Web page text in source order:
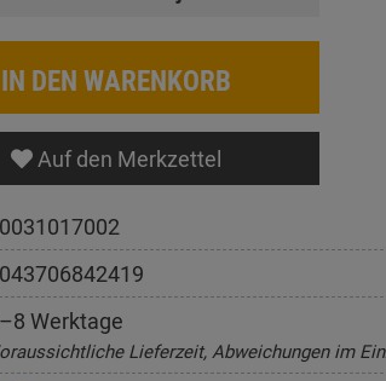
IN DEN WARENKORB
Auf den Merkzettel
Werktage
Lieferzeit, Abweichungen im